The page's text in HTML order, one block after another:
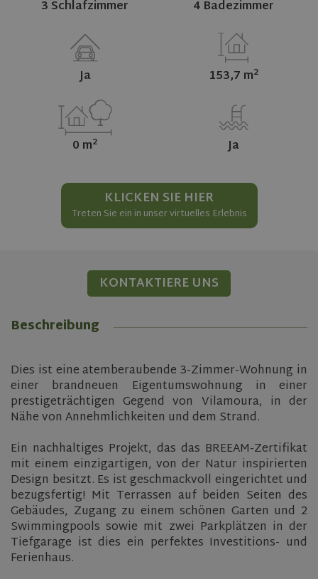
3 Schlafzimmer 4 Badezimmer
Ja 153,7 m2
0 m2 Ja
KLICKEN SIE HIER
Treten Sie ein in unser virtuelles Erlebnis
KONTAKTIERE UNS
Beschreibung
Dies ist eine atemberaubende 3-Zimmer-Wohnung in
einer brandneuen Eigentumswohnung in einer
prestigeträchtigen Gegend von Vilamoura, in der
Nähe von Annehmlichkeiten und dem Strand.
Ein nachhaltiges Projekt, das das BREEAM-Zertifikat
mit einem einzigartigen, von der Natur inspirierten
Design besitzt. Es ist geschmackvoll eingerichtet und
bezugsfertig! Mit Terrassen auf beiden Seiten des
Gebäudes, Zugang zu einem schönen Garten und 2
Swimmingpools sowie mit zwei Parkplätzen in der
Tiefgarage ist dies ein perfektes Investitions- und
Ferienhaus.